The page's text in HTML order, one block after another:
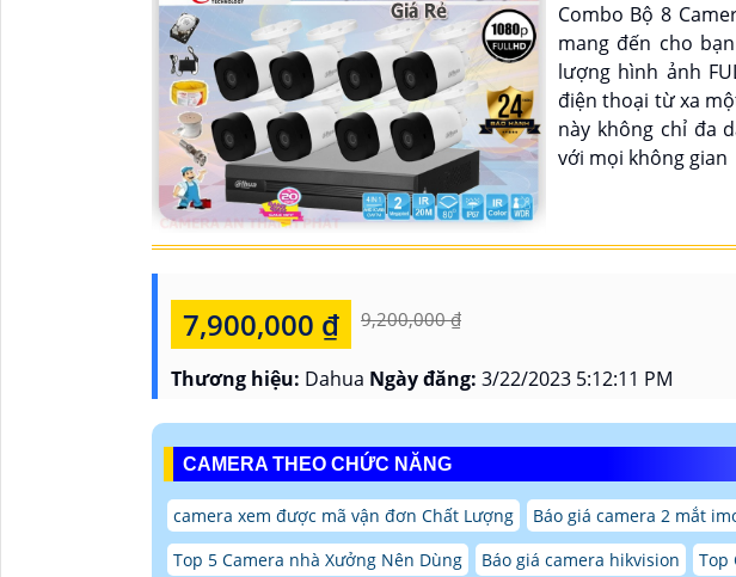
Combo Bộ 8
mang đến cho
lượng hình ảnh
điện thoại từ xa
này không chỉ đa
với mọi không gian
7,900,000 ₫ 9,200,000 ₫
Thương hiệu: Dahua Ngày đăng: 3/22/2023 5:12:11 PM
CAMERA THEO CHỨC NĂNG
camera xem được mã vận đơn Chất Lượng
Báo giá camera 2 mắt
Top 5 Camera nhà Xưởng Nên Dùng
Báo giá camera hikvision
Top